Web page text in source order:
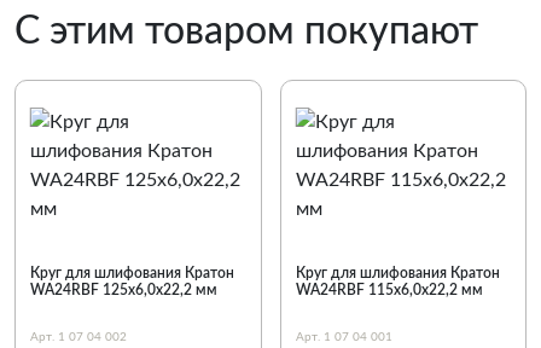
С этим товаром покупают
Круг для шлифования Кратон
WA24RBF 125х6,0х22,2 мм
Арт. 1 07 04 002
Круг для шлифования Кратон
WA24RBF 115х6,0х22,2 мм
Арт. 1 07 04 001